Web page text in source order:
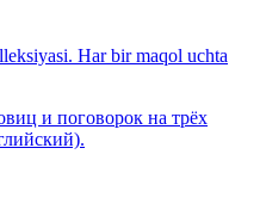
Har bir maqol uchta
и поговорок на трёх